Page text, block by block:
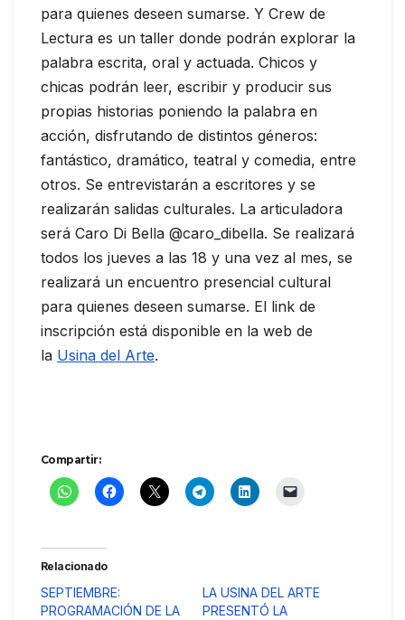
para quienes deseen sumarse. Y Crew de
Lectura es un taller donde podrán explorar la
palabra escrita, oral y actuada. Chicos y
chicas podrán leer, escribir y producir sus
propias historias poniendo la palabra en
acción, disfrutando de distintos géneros:
fantástico, dramático, teatral y comedia, entre
otros. Se entrevistarán a escritores y se
realizarán salidas culturales. La articuladora
será Caro Di Bella @caro_dibella. Se realizará
todos los jueves a las 18 y una vez al mes, se
realizará un encuentro presencial cultural
para quienes deseen sumarse. El link de
inscripción está disponible en la web de
la Usina del Arte.
Compartir:
Relacionado
SEPTIEMBRE:
PROGRAMACIÓN DE LA
LA USINA DEL ARTE
PRESENTÓ LA